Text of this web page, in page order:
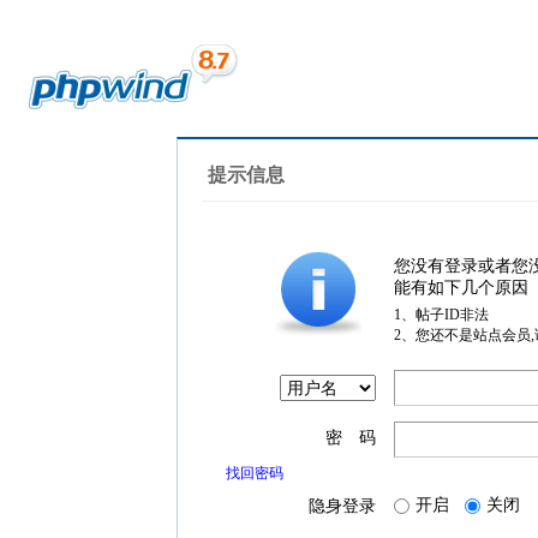
提示信息
您没有登录或者您
能有如下几个原因
1、帖子ID非法
2、您还不是站点会员
密 码
找回密码
隐身登录 开启 关闭